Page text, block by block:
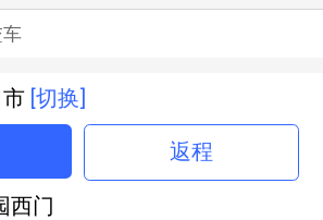
[切换]
返程
西门